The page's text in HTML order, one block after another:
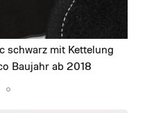
schwarz mit Kettelung
Baujahr ab 2018